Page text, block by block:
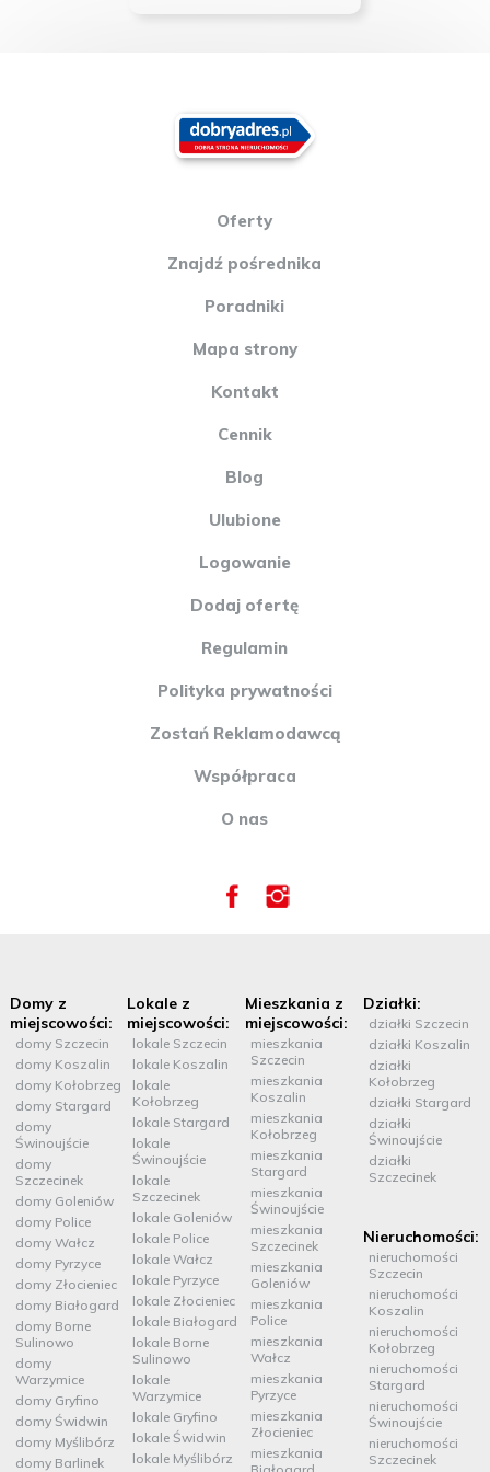
Oferty
Znajdź pośrednika
Poradniki
Mapa strony
Kontakt
Cennik
Blog
Ulubione
Logowanie
Dodaj ofertę
Regulamin
Polityka prywatności
Zostań Reklamodawcą
Współpraca
O nas
Domy z
miejscowości:
domy Szczecin
domy Koszalin
domy Kołobrzeg
domy Stargard
domy
Świnoujście
domy
Szczecinek
domy Goleniów
domy Police
domy Wałcz
domy Pyrzyce
domy Złocieniec
domy Białogard
domy Borne
Sulinowo
domy
Warzymice
domy Gryfino
domy Świdwin
domy Myślibórz
domy Barlinek
Lokale z
miejscowości:
lokale Szczecin
lokale Koszalin
lokale
Kołobrzeg
lokale Stargard
lokale
Świnoujście
lokale
Szczecinek
lokale Goleniów
lokale Police
lokale Wałcz
lokale Pyrzyce
lokale Złocieniec
lokale Białogard
lokale Borne
Sulinowo
lokale
Warzymice
lokale Gryfino
lokale Świdwin
lokale Myślibórz
Mieszkania z
miejscowości:
mieszkania
Szczecin
mieszkania
Koszalin
mieszkania
Kołobrzeg
mieszkania
Stargard
mieszkania
Świnoujście
mieszkania
Szczecinek
mieszkania
Goleniów
mieszkania
Police
mieszkania
Wałcz
mieszkania
Pyrzyce
mieszkania
Złocieniec
mieszkania
Działki:
działki Szczecin
działki Koszalin
działki
Kołobrzeg
działki Stargard
działki
Świnoujście
działki
Szczecinek
Nieruchomości:
nieruchomości
Szczecin
nieruchomości
Koszalin
nieruchomości
Kołobrzeg
nieruchomości
Stargard
nieruchomości
Świnoujście
nieruchomości
Szczecinek